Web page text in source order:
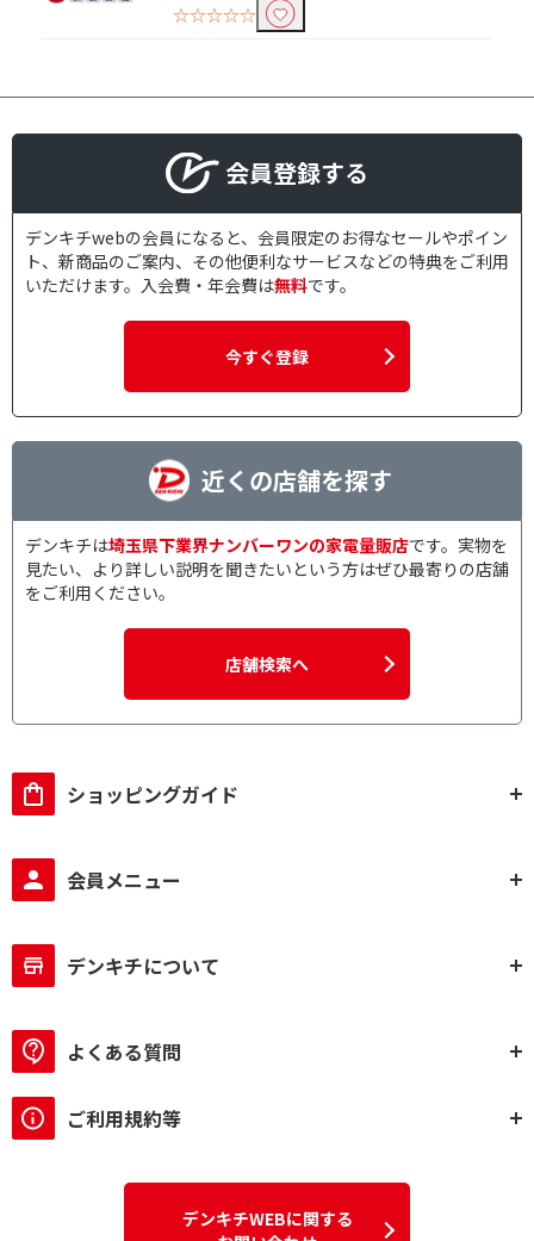
☆☆☆☆☆
会員登録する
デンキチwebの会員になると、会員限定のお得なセールやポイン
ト、新商品のご案内、その他便利なサービスなどの特典をご利用
いただけます。入会費・年会費は無料です。
今すぐ登録
近くの店舗を探す
デンキチは埼玉県下業界ナンバーワンの家電量販店です。実物を
見たい、より詳しい説明を聞きたいという方はぜひ最寄りの店舗
をご利用ください。
店舗検索へ
ショッピングガイド
会員メニュー
デンキチについて
よくある質問
ご利用規約等
デンキチWEBに関する